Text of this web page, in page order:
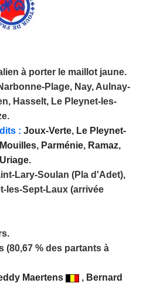
à porter le maillot jaune.
Plage, Nay, Aulnay-
Hasselt, Le Pleynet-les-
: Joux-Verte, Le Pleynet-
Mouilles, Parménie, Ramaz,
.
Lary-Soulan (Pla d'Adet),
les-Sept-Laux (arrivée
(80,67 % des partants à
Maertens , Bernard